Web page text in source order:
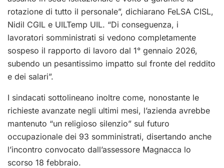
rotazione di tutto il personale”, dichiarano FeLSA CISL,
Nidil CGIL e UILTemp UIL. “Di conseguenza, i
lavoratori somministrati si vedono completamente
sospeso il rapporto di lavoro dal 1° gennaio 2026,
subendo un pesantissimo impatto sul fronte del reddito
e dei salari”.
I sindacati sottolineano inoltre come, nonostante le
richieste avanzate negli ultimi mesi, l’azienda avrebbe
mantenuto “un religioso silenzio” sul futuro
occupazionale dei 93 somministrati, disertando anche
l’incontro convocato dall’assessore Magnacca lo
scorso 18 febbraio.